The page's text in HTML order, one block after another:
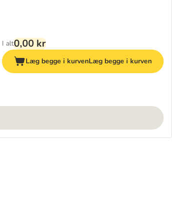
I alt0,00 kr
Læg begge i kurvenLæg begge i kurven